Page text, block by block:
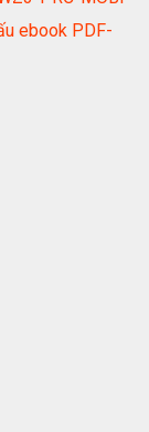
ebook PDF-